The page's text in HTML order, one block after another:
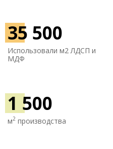
35 500
Использовали м2 ЛДСП и
МДФ
1 500
м2 производства